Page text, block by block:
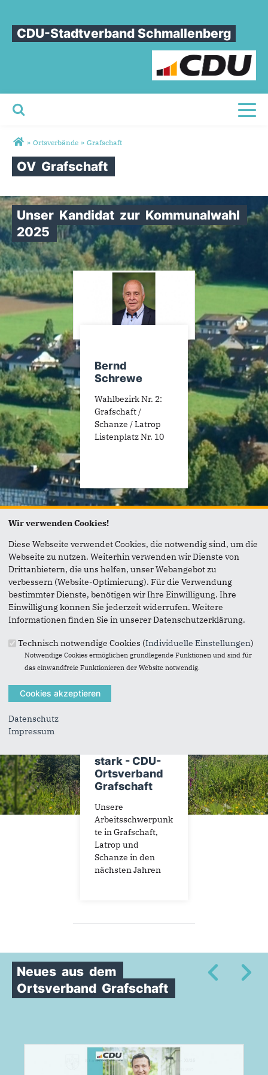
CDU-Stadtverband Schmallenberg
Sie sind hier
» Ortsverbände » Grafschaft
OV Grafschaft
Unser Kandidat zur Kommunalwahl
2025
Bernd
Schrewe
Wahlbezirk Nr. 2:
Grafschaft /
Schanze / Latrop
Listenplatz Nr. 10
mehr Infos
Gemeinsamstark:CDU-Ortsverband
Grafschaft-Unser Programm
stark - CDU-
Ortsverband
Grafschaft
Unsere
Arbeitsschwerpunk
te in Grafschaft,
Latrop und
Schanze in den
nächsten Jahren
Neues aus dem
Ortsverband Grafschaft
Wir verwenden Cookies!
Diese Webseite verwendet Cookies, die notwendig sind, um die
Webseite zu nutzen. Weiterhin verwenden wir Dienste von
Drittanbietern, die uns helfen, unser Webangebot zu
verbessern (Website-Optimierung). Für die Verwendung
bestimmter Dienste, benötigen wir Ihre Einwilligung. Ihre
Einwilligung können Sie jederzeit widerrufen. Weitere
Informationen finden Sie in unserer Datenschutzerklärung.
Technisch notwendige Cookies (Individuelle Einstellungen)
Notwendige Cookies ermöglichen grundlegende Funktionen und sind für
das einwandfreie Funktionieren der Website notwendig.
Datenschutz
Impressum